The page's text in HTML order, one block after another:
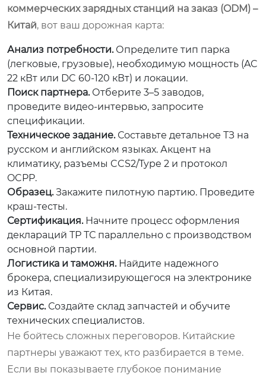
коммерческих зарядных станций на заказ (ODM) –
Китай, вот ваш дорожная карта:
Анализ потребности.Определите тип парка
(легковые, грузовые), необходимую мощность (AC
22 кВт или DC 60-120 кВт) и локации.
Поиск партнера.Отберите 3–5 заводов,
проведите видео-интервью, запросите
спецификации.
Техническое задание.Составьте детальное ТЗ на
русском и английском языках. Акцент на
климатику, разъемы CCS2/Type 2 и протокол
OCPP.
Образец.Закажите пилотную партию. Проведите
краш-тесты.
Сертификация.Начните процесс оформления
деклараций ТР ТС параллельно с производством
основной партии.
Логистика и таможня.Найдите надежного
брокера, специализирующегося на электронике
из Китая.
Сервис.Создайте склад запчастей и обучите
технических специалистов.
Не бойтесь сложных переговоров. Китайские
партнеры уважают тех, кто разбирается в теме.
Если вы показываете глубокое понимание